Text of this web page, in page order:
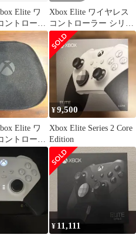
Elite ワ
ントローラ
2 本体
Xbox Elite ワイヤレス
コントローラー シリー
ズ2
Elite ワ
ントローラ
¥9,500
Xbox Elite Series 2 Core
Edition
¥ 11,111